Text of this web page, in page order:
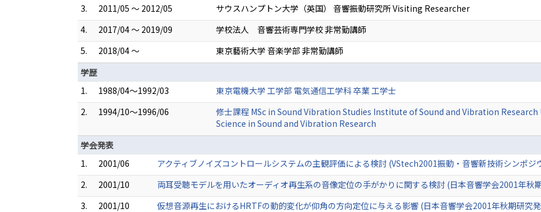
3.
2011/05 ～ 2012/05
サウスハンプトン大学（英国） 音響振動研究所 Visiting Researcher
4.
2017/04 ～ 2019/09
学校法人 音響芸術専門学校 非常勤講師
5.
2018/04 ～
東京藝術大学 音楽学部 非常勤講師
学歴
1.
1988/04～1992/03
東京電機大学 工学部 電気通信工学科 卒業 工学士
2.
1994/10～1996/06
修士課程 MSc in Sound Vibration Studies Institute of Sound and Vibration
Science in Sound and Vibration Research
学会発表
1.
2001/06
アクティブノイズコントロールシステムの主観評価による検討 (VStech2001振動・音響新技術シンポジ
2.
2001/10
両耳受聴モデルを用いたオーディオ再生系の音像定位の手がかりに関する検討 (日本音響学会2001年秋
3.
2001/10
仮想音源再生におけるHRTFの動的変化が仰角の方向定位に与える影響 (日本音響学会2001年秋期研究